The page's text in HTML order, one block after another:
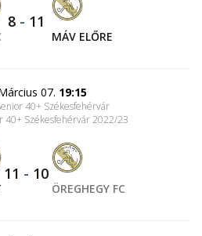
8 - 11
MÁV ELŐRE
07. 19:15
40+ Székesfehérvár
40+ Székesfehérvár 2022/23
11 - 10
ÖREGHEGY FC